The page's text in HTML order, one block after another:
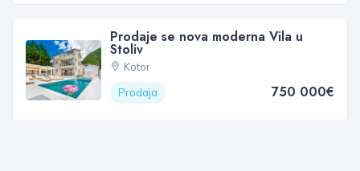
Prodaje se nova moderna Vila u
Stoliv
Kotor
Prodaja
750 000€